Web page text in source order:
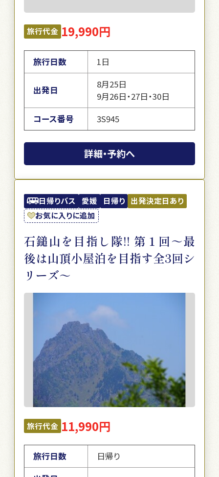
旅行代金 19,990円
旅行日数 1日
出発日
8月25日
9月26日・27日・30日
コース番号
3S945
詳細・予約へ
日帰りバス 愛媛 日帰り 出発決定日あり
お気に入りに追加
石鎚山を目指し隊!! 第１回～最
後は山頂小屋泊を目指す全3回シ
リーズ～
旅行代金 11,990円
旅行日数
日帰り